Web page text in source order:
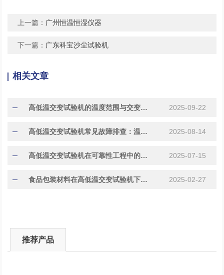
上一篇： 广州恒温恒湿仪器
下一篇： 广东科宝沙尘试验机
相关文章
​​高低温交变试验机的温度范围与交变频率选择指南​ 2025-09-22
高低温交变试验机常见故障排查：温度波动与湿度失控解决方案 2025-08-14
​高低温交变试验机在可靠性工程中的质量控制作用 2025-07-15
食品包装材料在高低温交变试验机下的性能探究 2025-02-27
推荐产品